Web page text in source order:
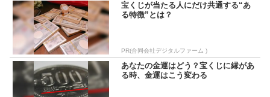
宝くじが当たる人にだけ共通する“あ
る特徴”とは？
PR(合同会社デジタルファーム )
あなたの金運はどう？宝くじに縁があ
る時、金運はこう変わる